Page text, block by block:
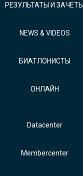
РЕЗУЛЬТАТЫ И ЗАЧЕТЫ
NEWS & VIDEOS
БИАТЛОНИСТЫ
ОНЛАЙН
Datacenter
Membercenter